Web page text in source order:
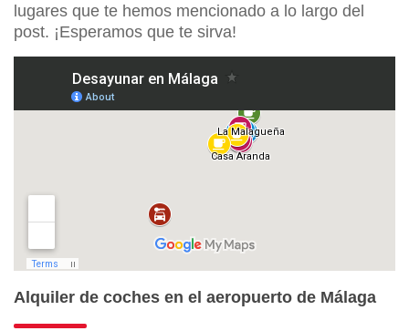
lugares que te hemos mencionado a lo largo del
post. ¡Esperamos que te sirva!
Alquiler de coches en el aeropuerto de Málaga